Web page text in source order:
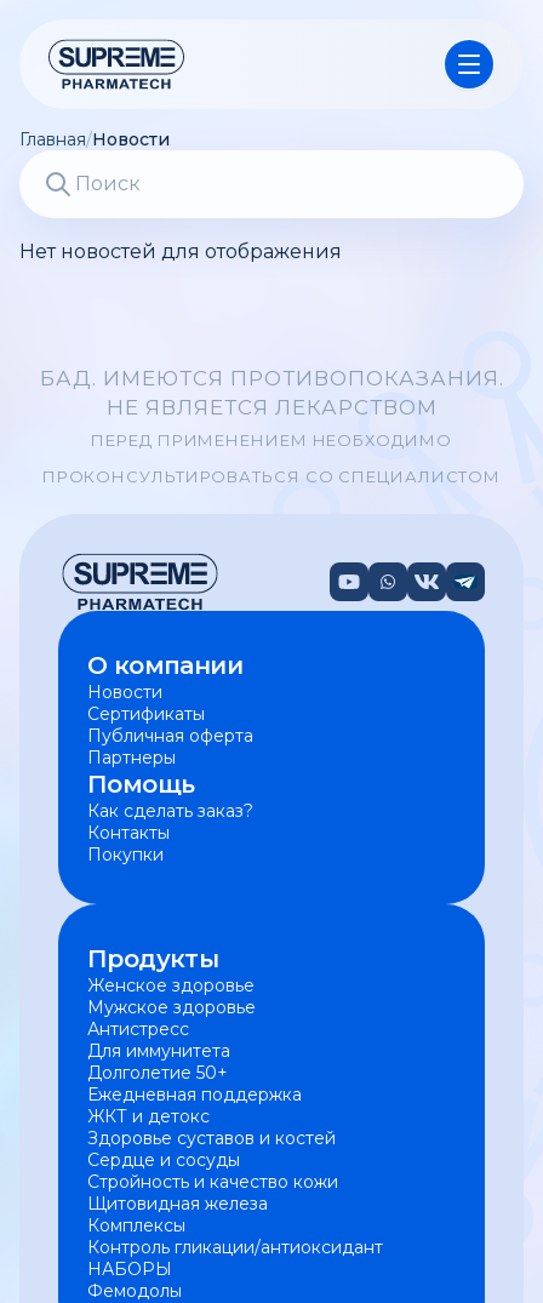
Главная/Новости
Нет новостей для отображения
БАД. ИМЕЮТСЯ ПРОТИВОПОКАЗАНИЯ.
НЕ ЯВЛЯЕТСЯ ЛЕКАРСТВОМ
ПЕРЕД ПРИМЕНЕНИЕМ НЕОБХОДИМО
ПРОКОНСУЛЬТИРОВАТЬСЯ СО СПЕЦИАЛИСТОМ
О компании
Новости
Сертификаты
Публичная оферта
Партнеры
Помощь
Как сделать заказ?
Контакты
Покупки
Продукты
Женское здоровье
Мужское здоровье
Антистресс
Для иммунитета
Долголетие 50+
Ежедневная поддержка
ЖКТ и детокс
Здоровье суставов и костей
Сердце и сосуды
Стройность и качество кожи
Щитовидная железа
Комплексы
Контроль гликации/антиоксидант
НАБОРЫ
Фемодолы